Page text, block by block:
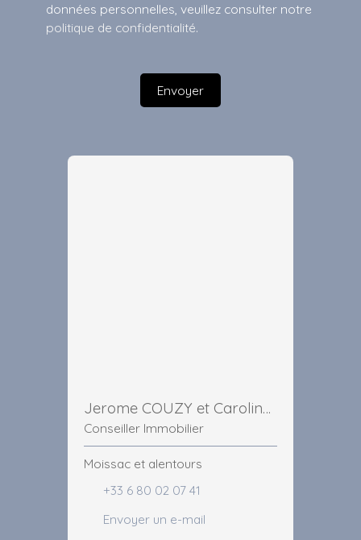
données personnelles, veuillez consulter notre
politique de confidentialité.
Envoyer
Jerome COUZY et Caroline MARCHIOL
Conseiller Immobilier
Moissac et alentours
+33 6 80 02 07 41
Envoyer un e-mail